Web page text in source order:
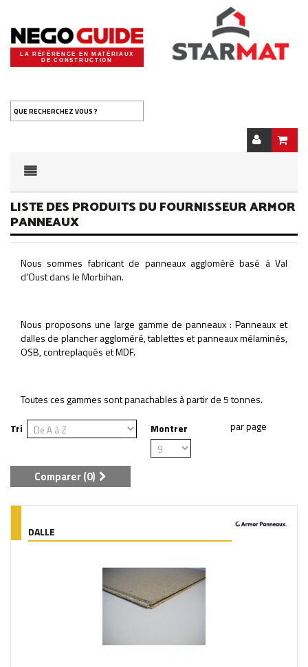
LA RÉFÉRENCE EN MATÉRIAUX
DE CONSTRUCTION
QUE RECHERCHEZ VOUS ?
LISTE DES PRODUITS DU FOURNISSEUR ARMOR
PANNEAUX
Nous sommes fabricant de panneaux aggloméré basé à Val
d'Oust dans le Morbihan.
Nous proposons une large gamme de panneaux : Panneaux et
dalles de plancher aggloméré, tablettes et panneaux mélaminés,
OSB, contreplaqués et MDF.
Toutes ces gammes sont panachables à partir de 5 tonnes.
Tri
Montrer
Comparer (0)
DALLE